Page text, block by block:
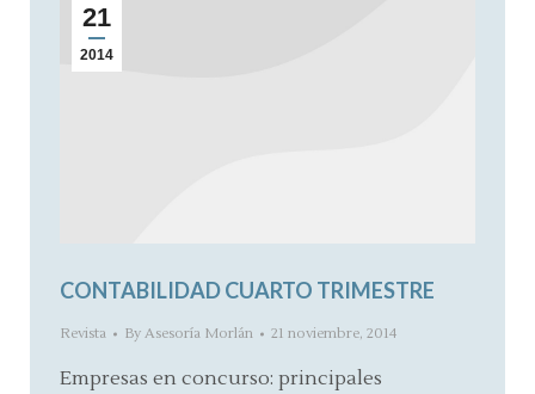
21
2014
CONTABILIDAD CUARTO TRIMESTRE
Revista By Asesoría Morlán 21 noviembre, 2014
Empresas en concurso: principales